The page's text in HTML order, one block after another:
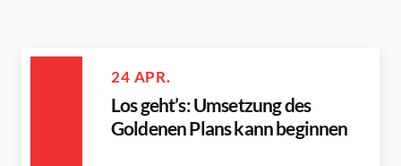
24 APR.
Los geht’s: Umsetzung des
Goldenen Plans kann beginnen